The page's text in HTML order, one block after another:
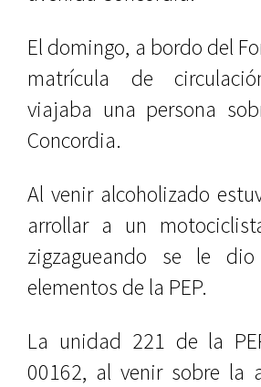
El domingo, a bordo del
matrícula de
viajaba una persona
Concordia.
Al venir alcoholizado
arrollar a un
zigzagueando se le
elementos de la PEP.
La unidad 221 de la
00162, al venir sobre la